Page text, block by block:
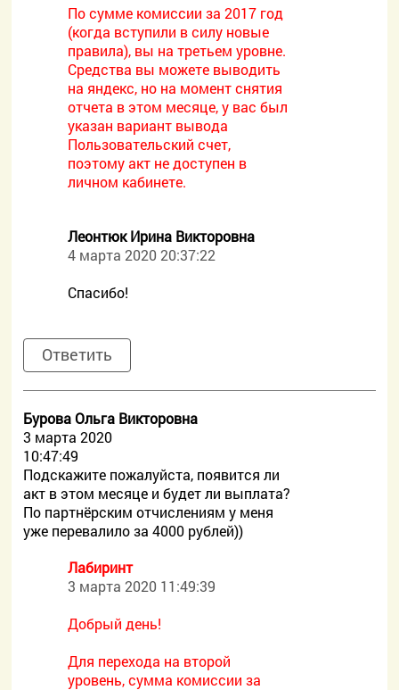
По сумме комиссии за 2017 год
(когда вступили в силу новые
правила), вы на третьем уровне.
Средства вы можете выводить
на яндекс, но на момент снятия
отчета в этом месяце, у вас был
указан вариант вывода
Пользовательский счет,
поэтому акт не доступен в
личном кабинете.
Леонтюк Ирина Викторовна
4 марта 2020 20:37:22
Спасибо!
Ответить
Бурова Ольга Викторовна
3 марта 2020
10:47:49
Подскажите пожалуйста, появится ли
акт в этом месяце и будет ли выплата?
По партнёрским отчислениям у меня
уже перевалило за 4000 рублей))
Лабиринт
3 марта 2020 11:49:39
Добрый день!
Для перехода на второй
уровень, сумма комиссии за